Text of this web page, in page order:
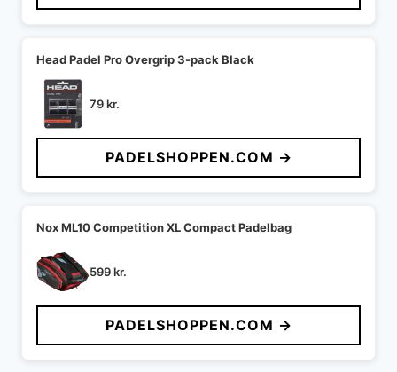
Head Padel Pro Overgrip 3-pack Black
79kr.
PADELSHOPPEN.COM →
Nox ML10 Competition XL Compact Padelbag
599kr.
PADELSHOPPEN.COM →